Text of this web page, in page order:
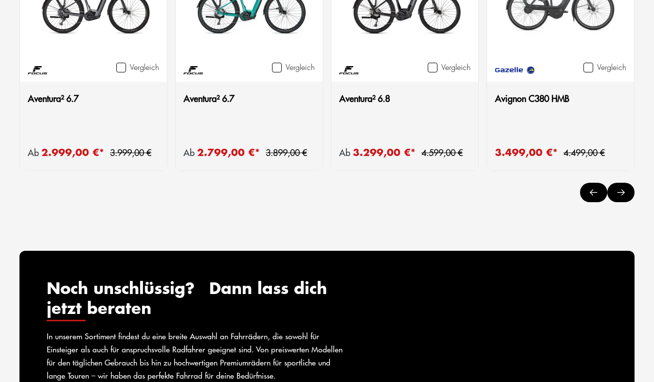
Vergleich
Aventura² 6.7
Verkaufspreis:
Ab 2.999,00 €* Regulärer Preis:
3.999,00 €
Vergleich
Aventura² 6.7
Verkaufspreis:
Ab 2.799,00 €* Regulärer Preis:
3.899,00 €
Vergleich
Aventura² 6.8
Verkaufspreis:
Ab 3.299,00 €* Regulärer Preis:
4.599,00 €
Vergleich
Avignon C380 HMB
Verkaufspreis:
3.499,00 €* Regulärer Preis:
4.499,00 €
Noch unschlüssig? Dann lass dich
jetzt beraten
In unserem Sortiment findest du eine breite Auswahl an Fahrrädern, die sowohl für
Einsteiger als auch für anspruchsvolle Radfahrer geeignet sind. Von preiswerten Modellen
für den täglichen Gebrauch bis hin zu hochwertigen Premiumrädern für sportliche und
lange Touren – wir haben das perfekte Fahrrad für deine Bedürfnisse.